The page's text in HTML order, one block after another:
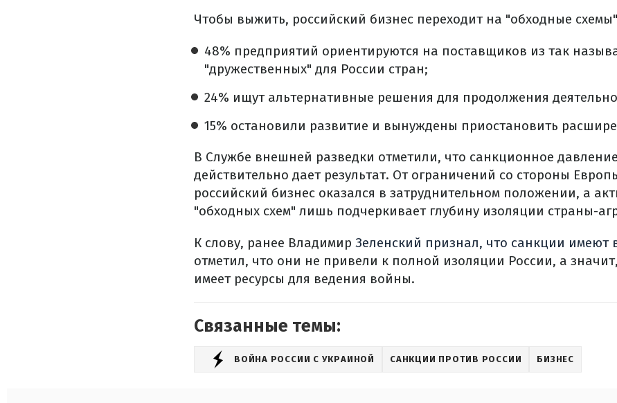
Чтобы выжить, российский бизнес переходит на "обходные
48% предприятий ориентируются на поставщиков из так
"дружественных" для России стран;
24% ищут альтернативные решения для продолжения
15% остановили развитие и вынуждены приостановить
В Службе внешней разведки отметили, что санкционное
действительно дает результат. От ограничений со стороны
российский бизнес оказался в затруднительном положении, а
"обходных схем" лишь подчеркивает глубину изоляции страны-
К слову, ранее Владимир Зеленский признал, что санкции имеют
отметил, что они не привели к полной изоляции России, а
имеет ресурсы для ведения войны.
Связанные темы:
ВОЙНА РОССИИ С УКРАИНОЙ САНКЦИИ ПРОТИВ РОССИИ БИЗНЕС